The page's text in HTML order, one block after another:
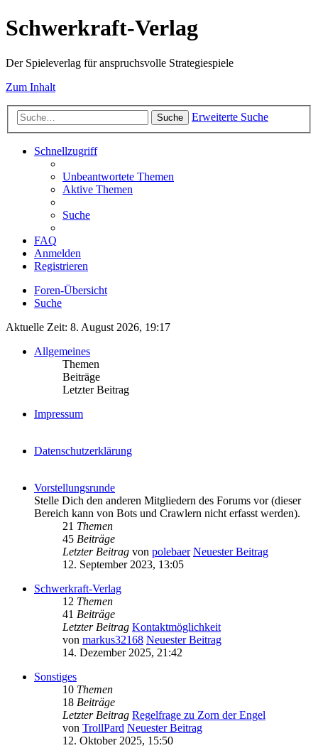
Schwerkraft-Verlag
Der Spieleverlag für anspruchsvolle Strategiespiele
Zum Inhalt
Suche Erweiterte Suche
Schnellzugriff
Unbeantwortete Themen
Aktive Themen
Suche
FAQ
Anmelden
Registrieren
Foren-Übersicht
Suche
Aktuelle Zeit: 8. August 2026, 19:17
Allgemeines
Themen
Beiträge
Letzter Beitrag
Impressum
Datenschutzerklärung
Vorstellungsrunde
Stelle Dich den anderen Mitgliedern des Forums vor (dieser
Bereich kann von Bots und Crawlern nicht erfasst werden).
21 Themen
45 Beiträge
Letzter Beitrag von polebaer Neuester Beitrag
12. September 2023, 13:05
Schwerkraft-Verlag
12 Themen
41 Beiträge
Letzter Beitrag Kontaktmöglichkeit
von markus32168 Neuester Beitrag
14. Dezember 2025, 21:42
Sonstiges
10 Themen
18 Beiträge
Letzter Beitrag Regelfrage zu Zorn der Engel
von TrollPard Neuester Beitrag
12. Oktober 2025, 15:50